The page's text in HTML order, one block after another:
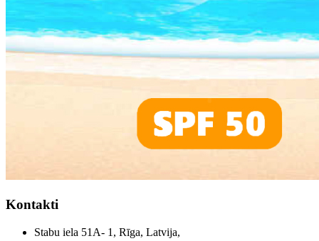
Kontakti
Stabu iela 51A- 1, Rīga, Latvija,